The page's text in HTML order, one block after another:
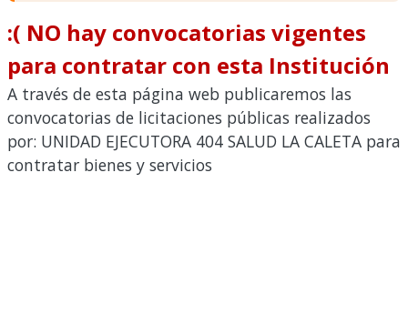
:( NO hay convocatorias vigentes
para contratar con esta Institución
A través de esta página web publicaremos las
convocatorias de licitaciones públicas realizados
por: UNIDAD EJECUTORA 404 SALUD LA CALETA para
contratar bienes y servicios